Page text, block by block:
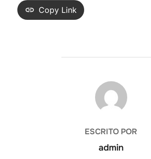
Copy Link
AUTOR DE LA ENTRADA
ESCRITO POR
admin